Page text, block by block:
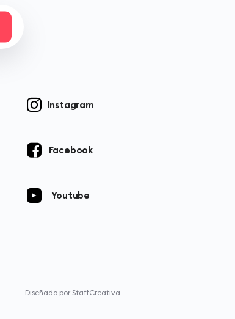
Instagram
Facebook
Youtube
Diseñado por StaffCreativa